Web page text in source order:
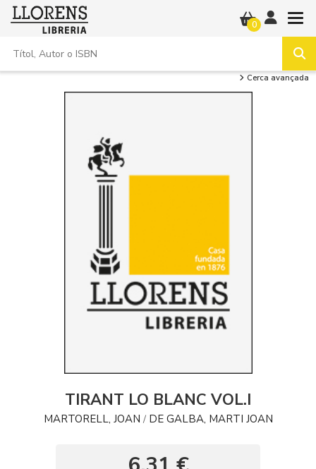
Cerca avançada
0
TIRANT LO BLANC VOL.I
MARTORELL, JOAN / DE GALBA, MARTI JOAN